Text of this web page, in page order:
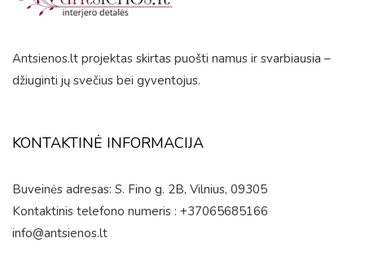
Antsienos.lt projektas skirtas puošti namus ir svarbiausia –
džiuginti jų svečius bei gyventojus.
KONTAKTINĖ INFORMACIJA
Buveinės adresas: S. Fino g. 2B, Vilnius, 09305
Kontaktinis telefono numeris : +37065685166
info@antsienos.lt